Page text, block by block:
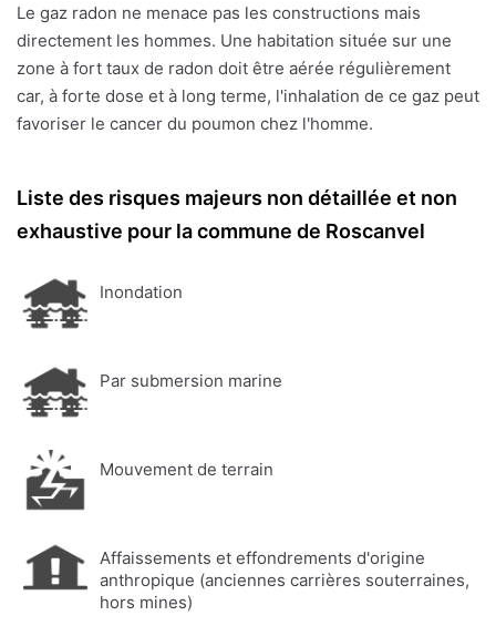
Le gaz radon ne menace pas les constructions mais
directement les hommes. Une habitation située sur une
zone à fort taux de radon doit être aérée régulièrement
car, à forte dose et à long terme, l'inhalation de ce gaz peut
favoriser le cancer du poumon chez l'homme.
Liste des risques majeurs non détaillée et non
exhaustive pour la commune de Roscanvel
Inondation
Par submersion marine
Mouvement de terrain
Affaissements et effondrements d'origine
anthropique (anciennes carrières souterraines,
hors mines)